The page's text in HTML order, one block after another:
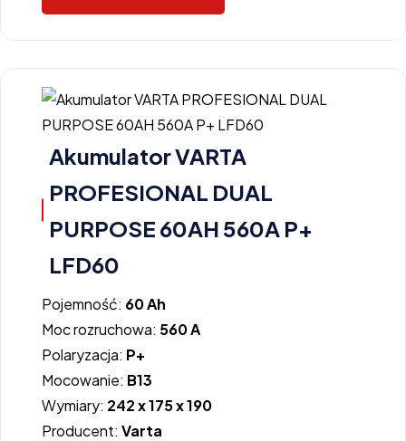
Akumulator VARTA
PROFESIONAL DUAL
PURPOSE 60AH 560A P+
LFD60
Pojemność: 60 Ah
Moc rozruchowa: 560 A
Polaryzacja: P+
Mocowanie: B13
Wymiary: 242 x 175 x 190
Producent: Varta